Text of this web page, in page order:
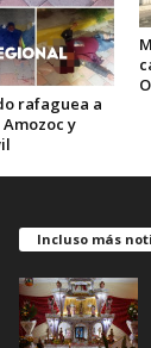
rafaguea a
y
Incluso más